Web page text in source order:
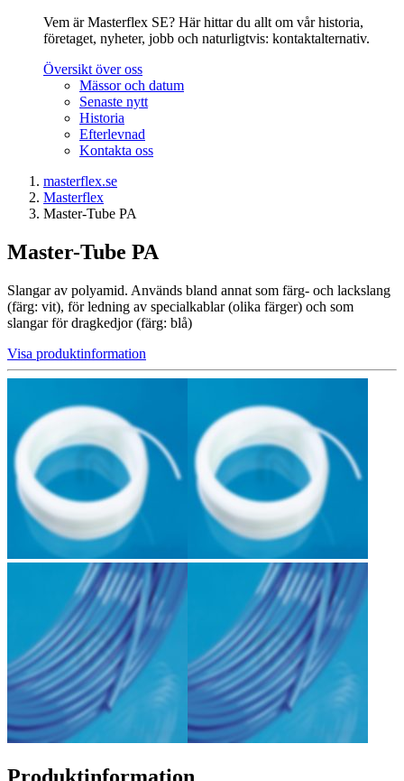
Vem är Masterflex SE? Här hittar du allt om vår historia,
företaget, nyheter, jobb och naturligtvis: kontaktalternativ.
Översikt över oss
Mässor och datum
Senaste nytt
Historia
Efterlevnad
Kontakta oss
masterflex.se
Masterflex
Master-Tube PA
Master-Tube PA
Slangar av polyamid. Används bland annat som färg- och lackslang
(färg: vit), för ledning av specialkablar (olika färger) och som
slangar för dragkedjor (färg: blå)
Visa produktinformation
Produktinformation